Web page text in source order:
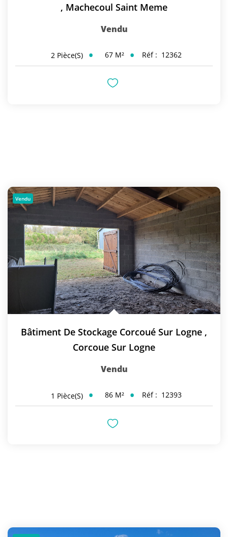
, Machecoul Saint Meme
Vendu
2 Pièce(s) 67 M² Réf : 12362
Vendu
Bâtiment De Stockage Corcoué Sur Logne ,
Corcoue Sur Logne
Vendu
1 Pièce(s) 86 M² Réf : 12393